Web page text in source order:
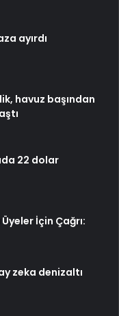
ayırdı
havuz başından
22 dolar
İçin Çağrı:
zeka denizaltı